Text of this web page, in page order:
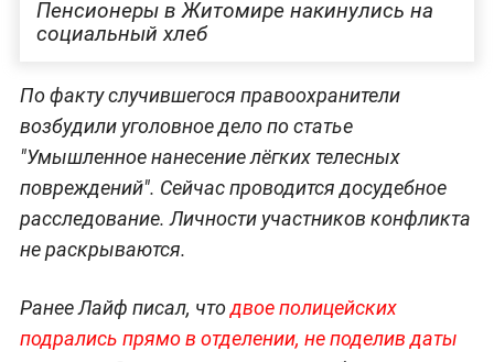
Пенсионеры в Житомире накинулись на
социальный хлеб
По факту случившегося правоохранители
возбудили уголовное дело по статье
"Умышленное нанесение лёгких телесных
повреждений". Сейчас проводится досудебное
расследование. Личности участников конфликта
не раскрываются.
Ранее Лайф писал, чтодвое полицейских
подрались прямо в отделении, не поделив даты